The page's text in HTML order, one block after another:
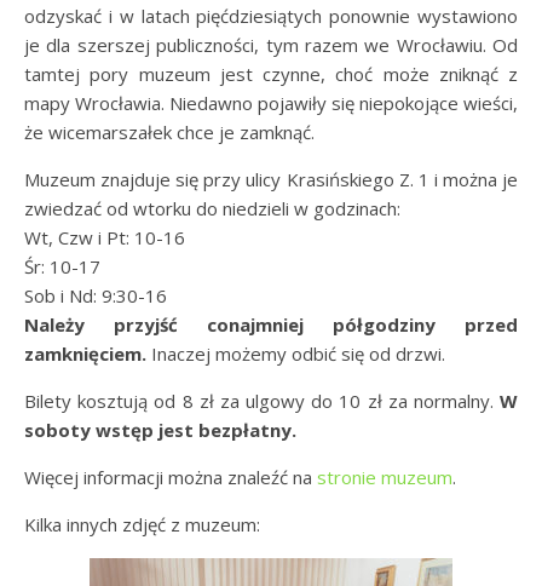
odzyskać i w latach pięćdziesiątych ponownie wystawiono
je dla szerszej publiczności, tym razem we Wrocławiu. Od
tamtej pory muzeum jest czynne, choć może zniknąć z
mapy Wrocławia. Niedawno pojawiły się niepokojące wieści,
że wicemarszałek chce je zamknąć.
Muzeum znajduje się przy ulicy Krasińskiego Z. 1 i można je
zwiedzać od wtorku do niedzieli w godzinach:
Wt, Czw i Pt: 10-16
Śr: 10-17
Sob i Nd: 9:30-16
Należy przyjść conajmniej półgodziny przed
zamknięciem. Inaczej możemy odbić się od drzwi.
Bilety kosztują od 8 zł za ulgowy do 10 zł za normalny. W
soboty wstęp jest bezpłatny.
Więcej informacji można znaleźć na stronie muzeum.
Kilka innych zdjęć z muzeum: